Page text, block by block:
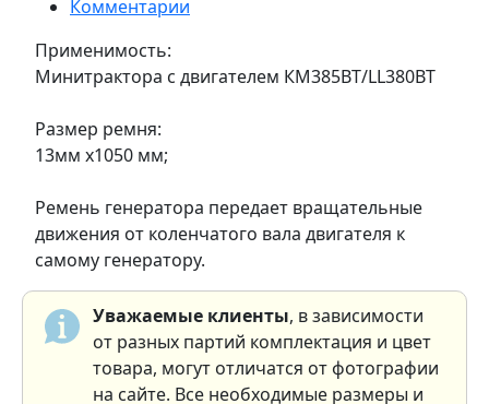
Комментарии
Применимость:
Минитрактора с двигателем КМ385BT/LL380BT
Размер ремня:
13мм х1050 мм;
Ремень генератора передает вращательные
движения от коленчатого вала двигателя к
самому генератору.
Уважаемые клиенты, в зависимости
от разных партий комплектация и цвет
товара, могут отличатся от фотографии
на сайте. Все необходимые размеры и